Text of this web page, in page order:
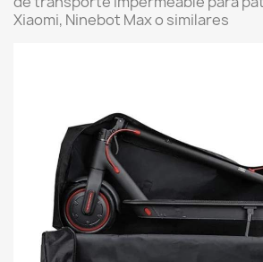
Xiaomi, Ninebot Max o similares